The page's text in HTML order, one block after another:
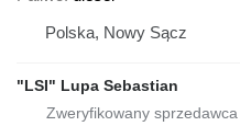
Polska, Nowy Sącz
"LSI" Lupa Sebastian